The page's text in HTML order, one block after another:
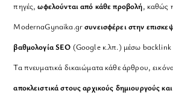
πηγές,ωφελούνται από κάθε προβολή, καθώς
ModernaGynaika.grσυνεισφέρει στην
βαθμολογία SEO (Google κ.λπ.) μέσω backlink
Τα πνευματικά δικαιώματα κάθε άρθρου,
αποκλειστικά στους αρχικούς δημιουργούς